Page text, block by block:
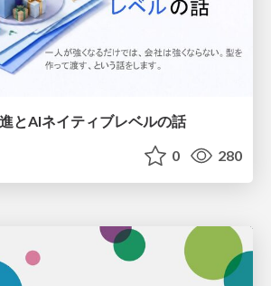
とAIネイティブレベルの話
0 280